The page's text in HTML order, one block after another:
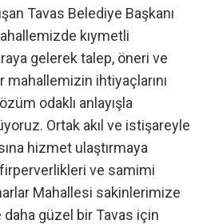
Tavas Belediye Başkanı
kıymetli
gelerek talep, öneri ve
ihtiyaçlarını
odaklı anlayışla
Ortak akıl ve istişareyle
hizmet ulaştırmaya
Mahallesi sakinlerimize
güzel bir Tavas için